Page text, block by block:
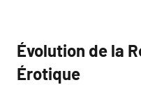
Évolution de la
Érotique